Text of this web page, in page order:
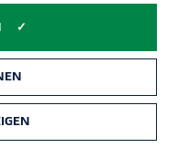
auf der